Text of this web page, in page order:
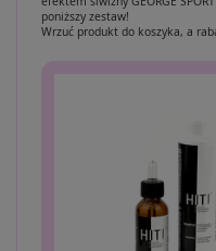
poniższy zestaw!
Wrzuć produkt do koszyka, a